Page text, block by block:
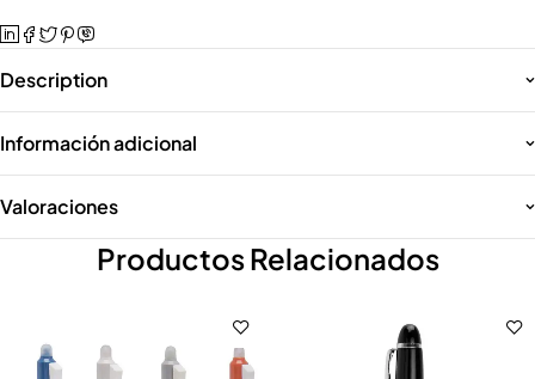
Description
Información adicional
Valoraciones
Productos Relacionados